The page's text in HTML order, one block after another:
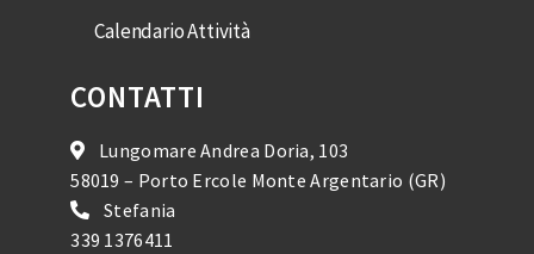
Calendario Attività
CONTATTI
Lungomare Andrea Doria, 103
58019 – Porto Ercole Monte Argentario (GR)
Stefania
339 1376411